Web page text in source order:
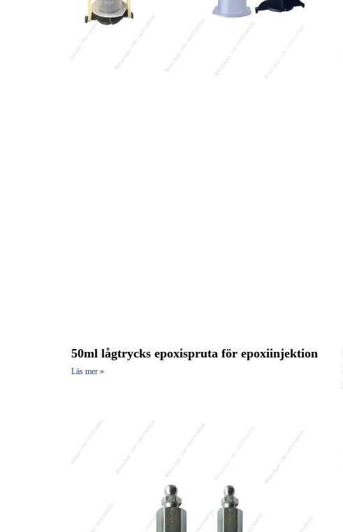
50ml lågtrycks epoxispruta för epoxiinjektion
Läs mer »